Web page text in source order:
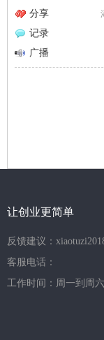
码
分享
记录
广播
让创业更简单
反馈建议：
客服电话：
工作时间：周一到周六